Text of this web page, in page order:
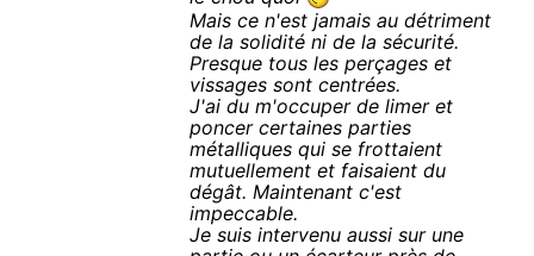
Mais ce n'est jamais au détriment
de la solidité ni de la sécurité.
Presque tous les perçages et
vissages sont centrées.
J'ai du m'occuper de limer et
poncer certaines parties
métalliques qui se frottaient
mutuellement et faisaient du
dégât. Maintenant c'est
impeccable.
Je suis intervenu aussi sur une